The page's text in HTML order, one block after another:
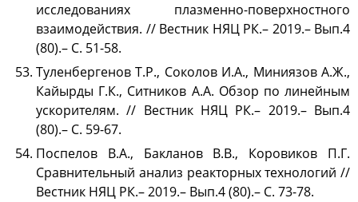
исследованиях плазменно-поверхностного
взаимодействия. // Вестник НЯЦ РК.– 2019.– Вып.4
(80).– С. 51-58.
Туленбергенов Т.Р., Соколов И.А., Миниязов А.Ж.,
Кайырды Г.К., Ситников А.А. Обзор по линейным
ускорителям. // Вестник НЯЦ РК.– 2019.– Вып.4
(80).– С. 59-67.
Поспелов В.А., Бакланов В.В., Коровиков П.Г.
Сравнительный анализ реакторных технологий //
Вестник НЯЦ РК.– 2019.– Вып.4 (80).– С. 73-78.